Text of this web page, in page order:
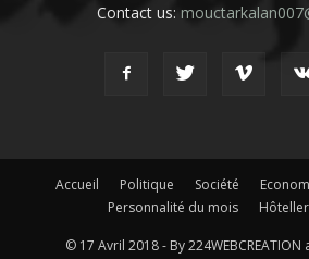
Contact us:
Accueil Politique Société
Personnalité du mois
© 17 Avril 2018 - By